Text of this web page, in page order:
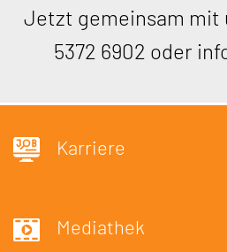
Jetzt gemeinsam mit
5372 6902 oder
Karriere
Mediathek